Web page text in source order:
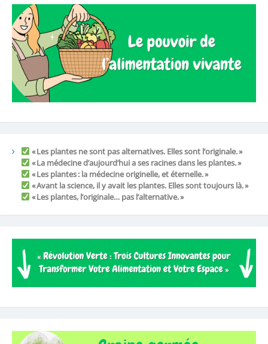
« Les plantes ne sont pas alternatives. Elles sont l’originale. »
« La médecine d’aujourd’hui a ses racines dans les plantes. »
« Les plantes : la médecine originelle, et éternelle. »
« Avant la science, il y avait les plantes. Elles sont toujours là. »
« Les plantes, l’originale… pas l’alternative. »